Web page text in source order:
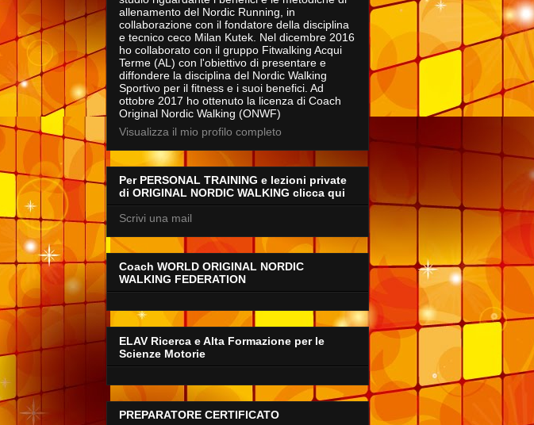
allenamento del Nordic Running, in
collaborazione con il fondatore della disciplina
e tecnico ceco Milan Kutek. Nel dicembre 2016
ho collaborato con il gruppo Fitwalking Acqui
Terme (AL) con l'obiettivo di presentare e
diffondere la disciplina del Nordic Walking
Sportivo per il fitness e i suoi benefici. Ad
ottobre 2017 ho ottenuto la licenza di Coach
Original Nordic Walking (ONWF)
Visualizza il mio profilo completo
Per PERSONAL TRAINING e lezioni private
di ORIGINAL NORDIC WALKING clicca qui
Scrivi una mail
Coach WORLD ORIGINAL NORDIC
WALKING FEDERATION
ELAV Ricerca e Alta Formazione per le
Scienze Motorie
PREPARATORE CERTIFICATO